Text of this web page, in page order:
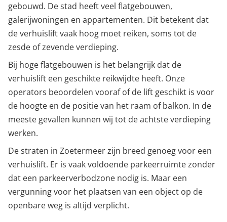
gebouwd. De stad heeft veel flatgebouwen,
galerijwoningen en appartementen. Dit betekent dat
de verhuislift vaak hoog moet reiken, soms tot de
zesde of zevende verdieping.
Bij hoge flatgebouwen is het belangrijk dat de
verhuislift een geschikte reikwijdte heeft. Onze
operators beoordelen vooraf of de lift geschikt is voor
de hoogte en de positie van het raam of balkon. In de
meeste gevallen kunnen wij tot de achtste verdieping
werken.
De straten in Zoetermeer zijn breed genoeg voor een
verhuislift. Er is vaak voldoende parkeerruimte zonder
dat een parkeerverbodzone nodig is. Maar een
vergunning voor het plaatsen van een object op de
openbare weg is altijd verplicht.